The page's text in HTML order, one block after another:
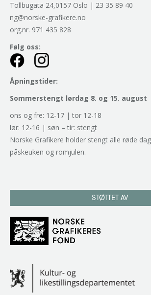
Tollbugata 24,0157 Oslo | 23 35 89 40
ng@norske-grafikere.no
org.nr. 971 435 828
Følg oss:
Åpningstider:
Sommerstengt lørdag 8. og 15. august
ons og fre: 12-17 | tor 12-18
lør: 12-16 | søn – tir: stengt
Norske Grafikere holder stengt alle røde
påskeuken og romjulen.
STØTTET AV